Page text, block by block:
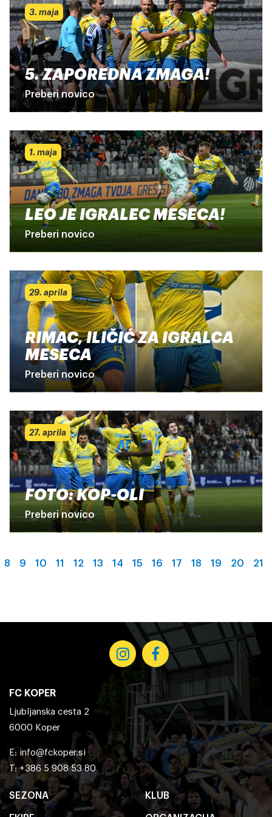
3. maja
5. ZAPOREDNA ZMAGA!
Preberi novico
1. maja
LEO JE IGRALEC MESECA!
Preberi novico
29. aprila
RIMAC, ILIČIĆ ZA IGRALCA
MESECA
Preberi novico
27. aprila
FOTO: KOP-OLI
Preberi novico
8 9 10 11 12 13 14 15 16 17 18 19 20 21
SEZONA KLUB
FC KOPER
Ljubljanska cesta 2
6000 Koper
E: info@fckoper.si
T: +386 5 908 53 80